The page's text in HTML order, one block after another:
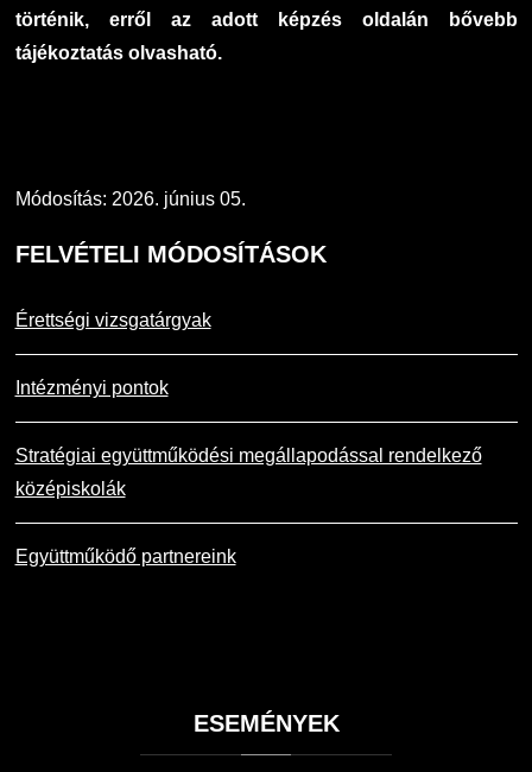
történik, erről az adott képzés oldalán bővebb
tájékoztatás olvasható.
Módosítás: 2026. június 05.
FELVÉTELI MÓDOSÍTÁSOK
Érettségi vizsgatárgyak
Intézményi pontok
Stratégiai együttműködési megállapodással rendelkező
középiskolák
Együttműködő partnereink
ESEMÉNYEK